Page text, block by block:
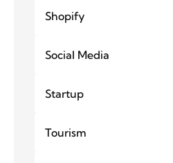
Shopify
Social Media
Startup
Tourism